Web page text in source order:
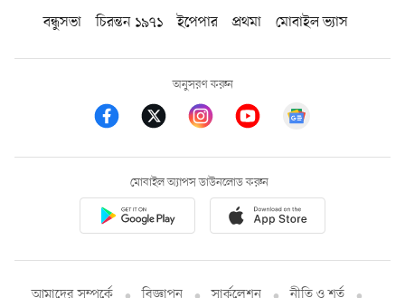
বন্ধুসভা
চিরন্তন ১৯৭১ ইপেপার প্রথমা মোবাইল ভ্যাস
অনুসরণ করুন
মোবাইল অ্যাপস ডাউনলোড করুন